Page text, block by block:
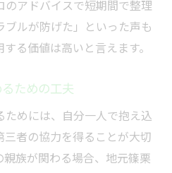
アドバイスで短期間で整理
ルが防げた」といった声も
る価値は高いと言えます。
ための工夫
めには、自分一人で抱え込
三者の協力を得ることが大切
族が関わる場合、地元篠栗